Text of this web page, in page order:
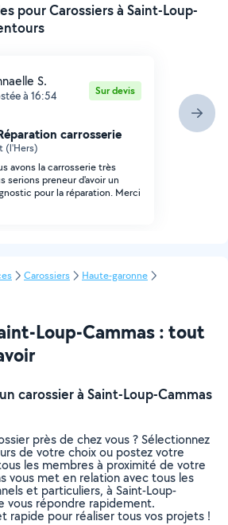
pour Carossiers à Saint-Loup-
S.
à 16:54 Sur devis
carrosserie
(l'Hers)
avons la carrosserie très
serions preneur d'avoir un
pour la réparation. Merci
Carossiers
Haute-garonne
Loup-Cammas : tout
carossier à Saint-Loup-Cammas
près de chez vous ? Sélectionnez
de votre choix ou postez votre
les membres à proximité de votre
vous met en relation avec tous les
et particuliers, à Saint-Loup-
vous répondre rapidement.
rapide pour réaliser tous vos projets !